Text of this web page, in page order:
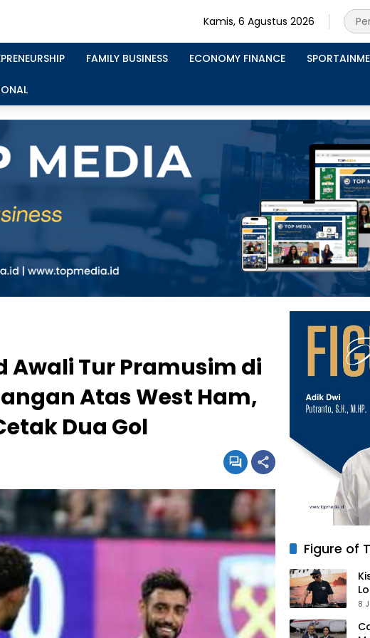
Kamis, 6 Agustus 2026
FAMILY BUSINESS ECONOMY FINANCE
Awali Tur Pramusim di
Atas West Ham,
Dua Gol
Figure of
8